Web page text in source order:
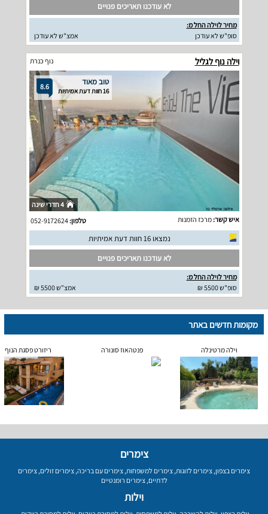
לא עודכנו תאריכים פנויים
מחיר לוילה החל מ:
סופ"ש לא עודכן
אמצ"ש לא עודכן
וילה נוף לגליל נוף כנרת
8.6 טוב מאוד
16 חוות דעת אמיתיות
4 חדרי שינה
איש קשר:מרכז הזמנות טלפון:052-9172624
נמצאו 16 חוות דעת אמיתיות
לא עודכנו תאריכים פנויים
מחיר לוילה החל מ:
סופ"ש 5500 ₪
אמצ"ש 5500 ₪
מקומות חדשים באתר
וילה מרטינלה פנטהאוז סונורה ריזורט פסגת הנוף
צימרים
צימרים בצפון, צימרים לזוגות, צימרים למשפחות, צימרים עם בריכה, צימרים זולים, צימרים
לדתיים,צימרים רומנטיים
וילות